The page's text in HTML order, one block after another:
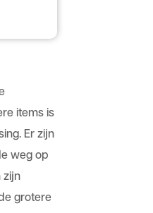
items is
Er zijn
weg op
zijn
grotere